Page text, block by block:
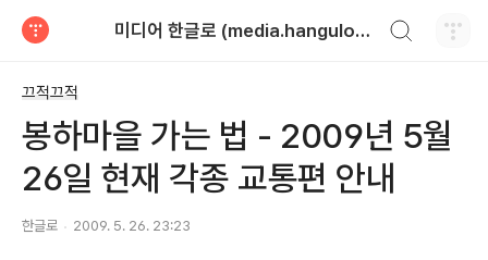
미디어 한글로 (media.hangulo.net)
끄적끄적
봉하마을 가는 법 - 2009년 5월
26일 현재 각종 교통편 안내
한글로 2009. 5. 26. 23:23